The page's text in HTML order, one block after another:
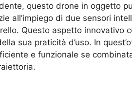
questo drone in oggetto
all’impiego di due sensori
Questo aspetto innovativo
sua praticità d’uso. In
e funzionale se